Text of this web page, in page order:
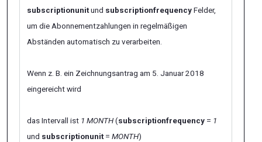
subscriptionunitund subscriptionfrequencyFelder,
um die Abonnementzahlungen in regelmäßigen
Abständen automatisch zu verarbeiten.
Wenn z. B. ein Zeichnungsantrag am 5. Januar 2018
eingereicht wird
das Intervall ist 1 MONTH(subscriptionfrequency = 1
und subscriptionunit= MONTH)